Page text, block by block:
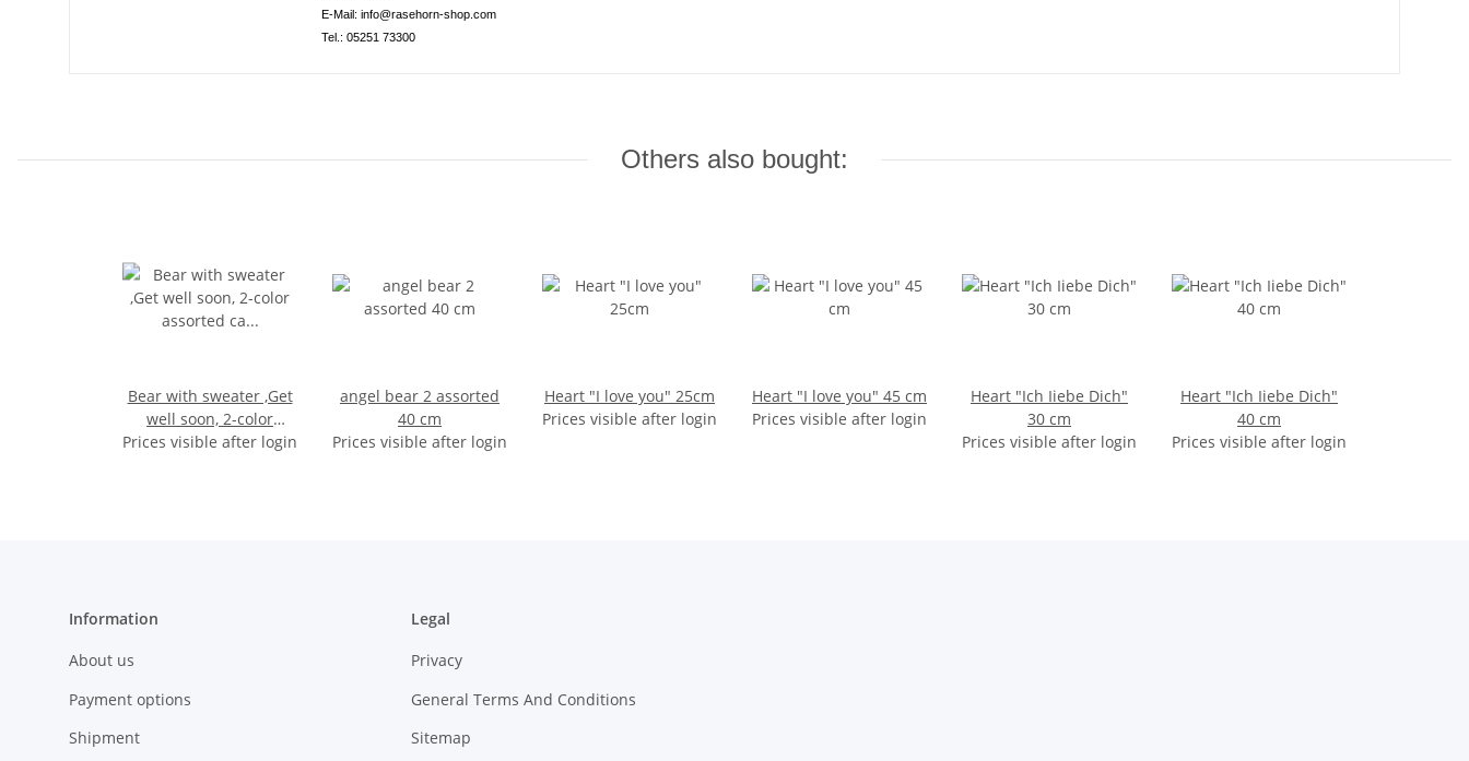
E-Mail: info@rasehorn-shop.com
Tel.: 05251 73300
Others also bought:
Bear with sweater ,Get
well soon, 2-color
assorted ca 24/33cm
Prices visible after login
angel bear 2 assorted
40 cm
Prices visible after login
Heart "I love you" 25cm
Prices visible after login
Heart "I love you" 45 cm
Prices visible after login
Heart "Ich Iiebe Dich"
30 cm
Prices visible after login
Heart "Ich Iiebe Dich"
40 cm
Prices visible after login
Information
About us
Payment options
Shipment
Legal
Privacy
General Terms And Conditions
Sitemap